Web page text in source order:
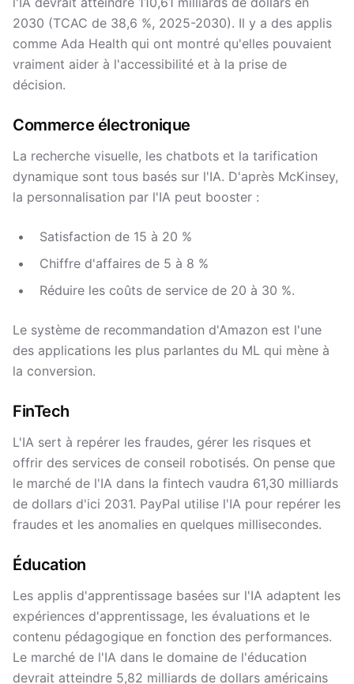
2030 (TCAC de 38,6 %, 2025-2030). Il y a des applis
comme Ada Health qui ont montré qu'elles pouvaient
vraiment aider à l'accessibilité et à la prise de
décision.
Commerce électronique
La recherche visuelle, les chatbots et la tarification
dynamique sont tous basés sur l'IA. D'après McKinsey,
la personnalisation par l'IA peut booster :
Satisfaction de 15 à 20 %
Chiffre d'affaires de 5 à 8 %
Réduire les coûts de service de 20 à 30 %.
Le système de recommandation d'Amazon est l'une
des applications les plus parlantes du ML qui mène à
la conversion.
FinTech
L'IA sert à repérer les fraudes, gérer les risques et
offrir des services de conseil robotisés. On pense que
le marché de l'IA dans la fintech vaudra 61,30 milliards
de dollars d'ici 2031. PayPal utilise l'IA pour repérer les
fraudes et les anomalies en quelques millisecondes.
Éducation
Les applis d'apprentissage basées sur l'IA adaptent les
expériences d'apprentissage, les évaluations et le
contenu pédagogique en fonction des performances.
Le marché de l'IA dans le domaine de l'éducation
devrait atteindre 5,82 milliards de dollars américains